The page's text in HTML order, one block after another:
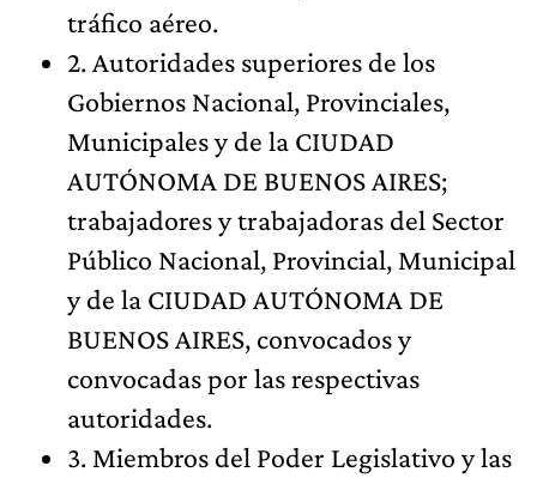
tráfico aéreo.
2. Autoridades superiores de los
Gobiernos Nacional, Provinciales,
Municipales y de la CIUDAD
AUTÓNOMA DE BUENOS AIRES;
trabajadores y trabajadoras del Sector
Público Nacional, Provincial, Municipal
y de la CIUDAD AUTÓNOMA DE
BUENOS AIRES, convocados y
convocadas por las respectivas
autoridades.
3. Miembros del Poder Legislativo y las